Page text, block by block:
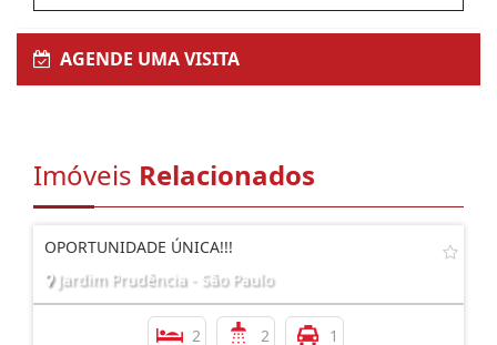
AGENDE UMA VISITA
Imóveis Relacionados
OPORTUNIDADE ÚNICA!!!
Jardim Prudência - São Paulo
2 2 1